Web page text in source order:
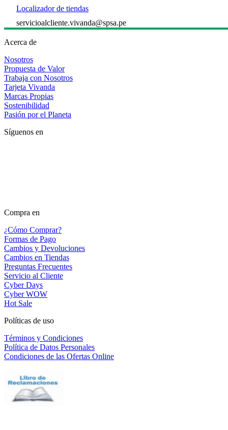
Localizador de tiendas
servicioalcliente.vivanda@spsa.pe
Acerca de
Nosotros
Propuesta de Valor
Trabaja con Nosotros
Tarjeta Vivanda
Marcas Propias
Sostenibilidad
Pasión por el Planeta
Síguenos en
Compra en
¿Cómo Comprar?
Formas de Pago
Cambios y Devoluciones
Cambios en Tiendas
Preguntas Frecuentes
Servicio al Cliente
Cyber Days
Cyber WOW
Hot Sale
Políticas de uso
Términos y Condiciones
Política de Datos Personales
Condiciones de las Ofertas Online